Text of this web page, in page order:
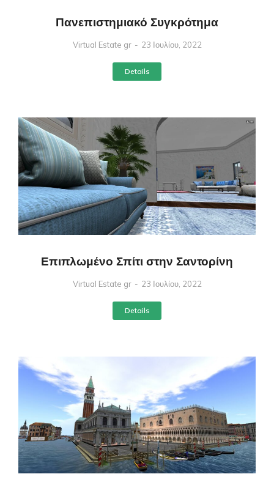
Πανεπιστημιακό Συγκρότημα
Virtual Estate gr 23 Ιουλίου, 2022
Details
Επιπλωμένο Σπίτι στην Σαντορίνη
Virtual Estate gr 23 Ιουλίου, 2022
Details